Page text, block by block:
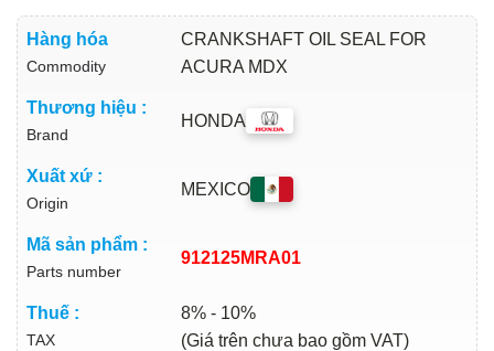
Hàng hóa
Commodity
CRANKSHAFT OIL SEAL FOR
ACURA MDX
Thương hiệu :
Brand
HONDA
Xuất xứ :
Origin
MEXICO
Mã sản phẩm :
Parts number
912125MRA01
Thuế :
TAX
8% - 10%
(Giá trên chưa bao gồm VAT)